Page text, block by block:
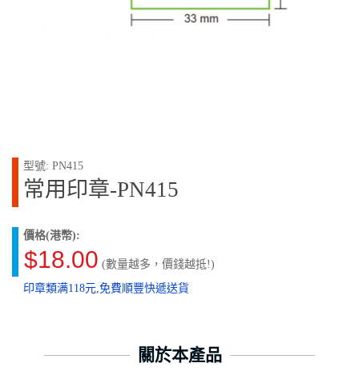
型號: PN415
常用印章-PN415
價格(港幣):
$18.00 (數量越多，價錢越抵!)
印章類满118元,免費順豐快遞送貨
關於本產品